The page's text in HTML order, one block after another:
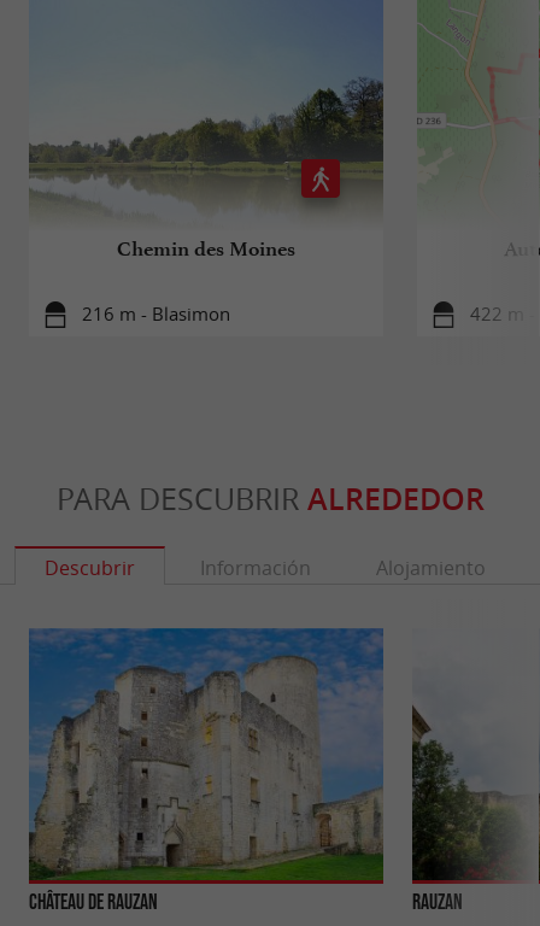
Chemin des Moines
216 m - Blasimon 422 m -
PARA DESCUBRIR ALREDEDOR
Descubrir Información Alojamiento
Château de Rauzan Rauzan